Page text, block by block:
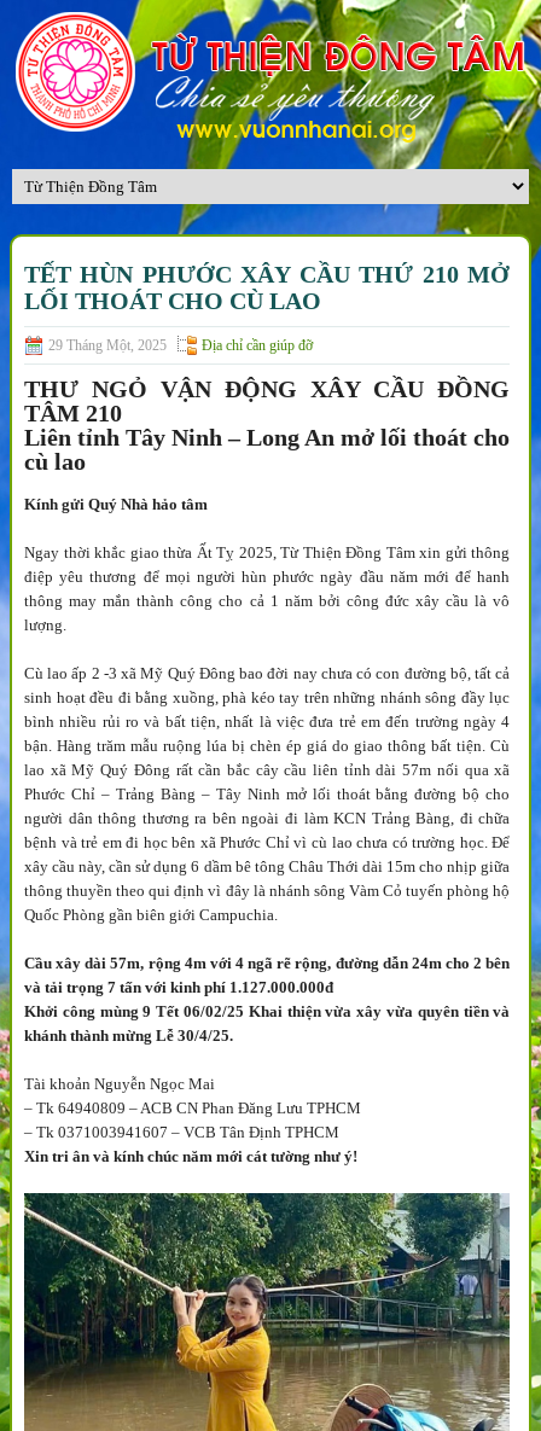
TẾT HÙN PHƯỚC XÂY CẦU THỨ 210 MỞ
LỐI THOÁT CHO CÙ LAO
29 Tháng Một, 2025 Địa chỉ cần giúp đỡ
THƯ NGỎ VẬN ĐỘNG XÂY CẦU ĐỒNG
TÂM 210
Liên tỉnh Tây Ninh – Long An mở lối thoát cho
cù lao
Kính gửi Quý Nhà hảo tâm
Ngay thời khắc giao thừa Ất Tỵ 2025, Từ Thiện Đồng Tâm xin gửi thông
điệp yêu thương để mọi người hùn phước ngày đầu năm mới để hanh
thông may mắn thành công cho cả 1 năm bởi công đức xây cầu là vô
lượng.
Cù lao ấp 2 -3 xã Mỹ Quý Đông bao đời nay chưa có con đường bộ, tất cả
sinh hoạt đều đi bằng xuồng, phà kéo tay trên những nhánh sông đầy lục
bình nhiều rủi ro và bất tiện, nhất là việc đưa trẻ em đến trường ngày 4
bận. Hàng trăm mẫu ruộng lúa bị chèn ép giá do giao thông bất tiện. Cù
lao xã Mỹ Quý Đông rất cần bắc cây cầu liên tỉnh dài 57m nối qua xã
Phước Chỉ – Trảng Bàng – Tây Ninh mở lối thoát bằng đường bộ cho
người dân thông thương ra bên ngoài đi làm KCN Trảng Bàng, đi chữa
bệnh và trẻ em đi học bên xã Phước Chỉ vì cù lao chưa có trường học. Để
xây cầu này, cần sử dụng 6 dầm bê tông Châu Thới dài 15m cho nhịp giữa
thông thuyền theo qui định vì đây là nhánh sông Vàm Cỏ tuyến phòng hộ
Quốc Phòng gần biên giới Campuchia.
Cầu xây dài 57m, rộng 4m với 4 ngã rẽ rộng, đường dẫn 24m cho 2 bên
và tải trọng 7 tấn với kinh phí 1.127.000.000đ
Khởi công mùng 9 Tết 06/02/25 Khai thiện vừa xây vừa quyên tiền và
khánh thành mừng Lễ 30/4/25.
Tài khoản Nguyễn Ngọc Mai
– Tk 64940809 – ACB CN Phan Đăng Lưu TPHCM
– Tk 0371003941607 – VCB Tân Định TPHCM
Xin tri ân và kính chúc năm mới cát tường như ý!